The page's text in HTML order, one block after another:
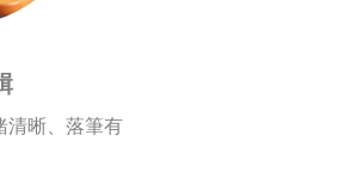
清晰、落筆有